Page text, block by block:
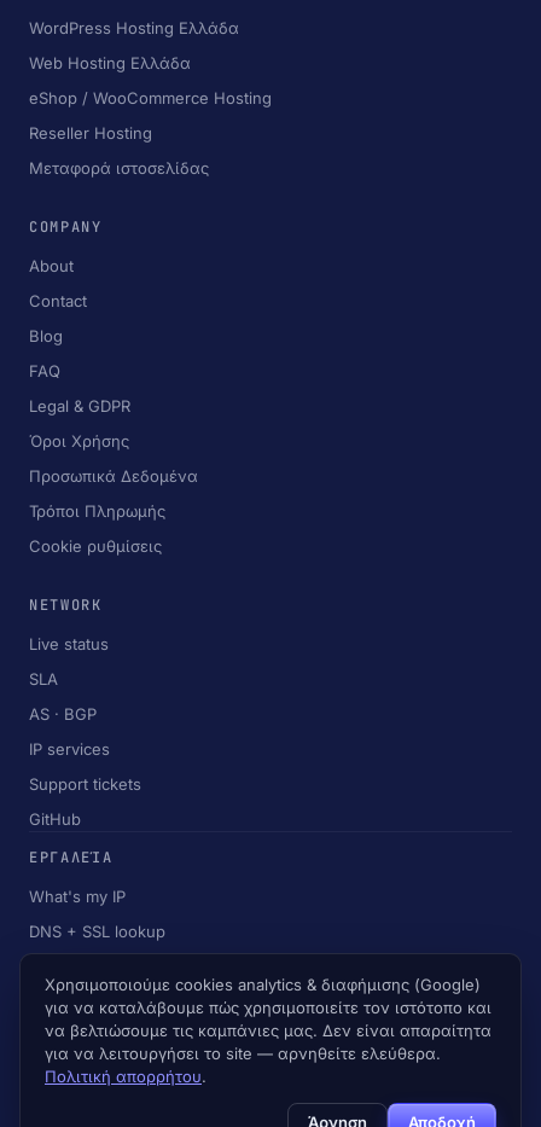
WordPress Hosting Ελλάδα
Web Hosting Ελλάδα
eShop / WooCommerce Hosting
Reseller Hosting
Μεταφορά ιστοσελίδας
COMPANY
About
Contact
Blog
FAQ
Legal & GDPR
Όροι Χρήσης
Προσωπικά Δεδομένα
Τρόποι Πληρωμής
Cookie ρυθμίσεις
NETWORK
Live status
SLA
AS · BGP
IP services
Support tickets
GitHub
ΕΡΓΑΛΕΊΑ
What's my IP
DNS + SSL lookup
© 2026 MyIP Networks Ο.Ε. · SNC-1 SKG · SNC-2 ATH · HQ
Χρησιμοποιούμε cookies analytics & διαφήμισης (Google)
για να καταλάβουμε πώς χρησιμοποιείτε τον ιστότοπο και
να βελτιώσουμε τις καμπάνιες μας. Δεν είναι απαραίτητα
για να λειτουργήσει το site — αρνηθείτε ελεύθερα.
Πολιτική απορρήτου.
Άρνηση Αποδοχή